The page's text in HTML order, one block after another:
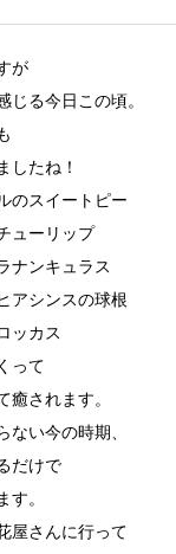
が
じる今日この頃。
したね！
のスイートピー
ューリップ
ナンキュラス
アシンスの球根
ッカス
って
癒されます。
ない今の時期、
だけで
す。
屋さんに行って